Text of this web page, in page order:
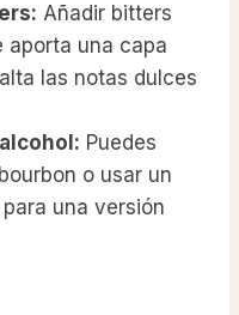
Añadir bitters
aporta una capa
las notas dulces
Puedes
o usar un
una versión